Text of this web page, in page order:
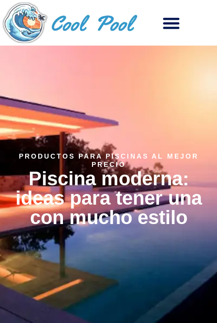
PRODUCTOS PARA PISCINAS AL MEJOR
PRECIO
Piscina moderna:
ideas para tener una
con mucho estilo